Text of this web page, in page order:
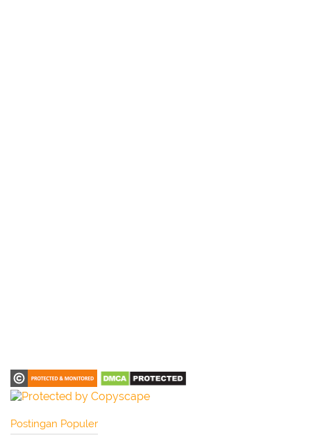
Postingan Populer